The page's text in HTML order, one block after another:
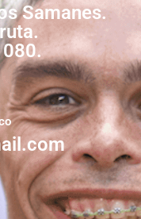
Samanes.